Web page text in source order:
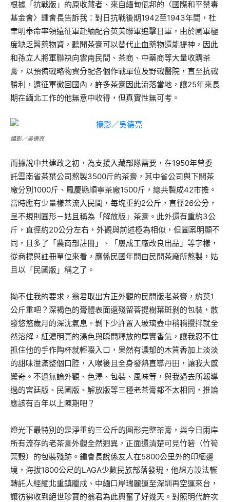
根據「抗戰版」的原收藏者、來自緬甸佤邦的〈國際和平禁毒
基金會〉鍾會長告訴我：對日抗戰後期1942至1943年間，杜
聿明奉命率領遠征軍赴緬配合英美聯軍追擊日軍，由於國軍極
度缺乏醫藥物資，聽聞茶膏可以替代止血藥物還能提神，因此
和孫立人將軍聯袂向雲南民間、茶商、中藥商等大量收購茶
膏，以預備戰略物資分配各個作戰單位及野戰醫院，直至抗戰
勝利，遠征軍徹回國內，許多茶膏因此流落當地，讓25年來長
期在緬北工作的他無意中收得，但真實性無可考。
攝影／吳德亮
而據說中共建政之初，為支援入藏部隊需要，在1950年曾委
託雲南省茶葉公司熬製3500斤的茶膏，其中省公司與下關茶
廠分別1000斤、鳳慶縣順寧茶廠1500斤，總共製成42市擔。
當時應有少量樣茶流入民間，每塊重約2公斤，直徑26公分，
呈不規則圓形－姑且稱為「解放版」茶膏。此外還有重約3公
斤，直徑約20公分左右，外觀與前述極為相似，但圖案明顯不
同，且多了「農商部註冊」、「屢成工廠改良出品」等字樣，
從商標與註冊單位來看，應係民國年間由民間茶廠所熬製，姑
且以「民國版」稱之了。
拗不住我的要求，翁君取出方正外觀的民間版老茶膏，約莫1
公斤重吧？深褐色的膏體表面還殘留菩提樹葉斑剝的包裝，散
發悠悠歲月的深沈氣息。剝下少許置入玻璃壺中稍稍攪拌就全
然溶解，紅濃明亮的湯色與瞬間釋放的厚實香氣，讓我忍不住
抓住他的手作陶杯就輕啜入口，果然有濃郁的木質香加上淡淡
的甜味溢滿整個口腔，入喉後且全身發熱直導丹田，讓我大感
驚奇。不過無論外觀、色澤、包裝、風味等，與我過去所報導
過的宮廷版、民國版、解放版等三種老茶膏都不太相同，推論
應該有百年以上陳期吧？
燈光下最特別的是淨重約三公斤的圓形完整茶膏，與今日兩岸
所有流存的老茶膏外觀全然迥異，正面還清楚可見竹箬（竹筍
葉殼）的包裝殘跡。鍾會長說係友人在5800公里外的印緬邊
境，海拔1800公尺的LAGA少數民族部落發現，他想方設法輾
轉託人經緬北重鎮臘戍、中緬口岸瑞麗運至深圳再空運來台，
讓彷彿收到絕世珍寶的翁君為此興奮了好幾天。對照明代許次